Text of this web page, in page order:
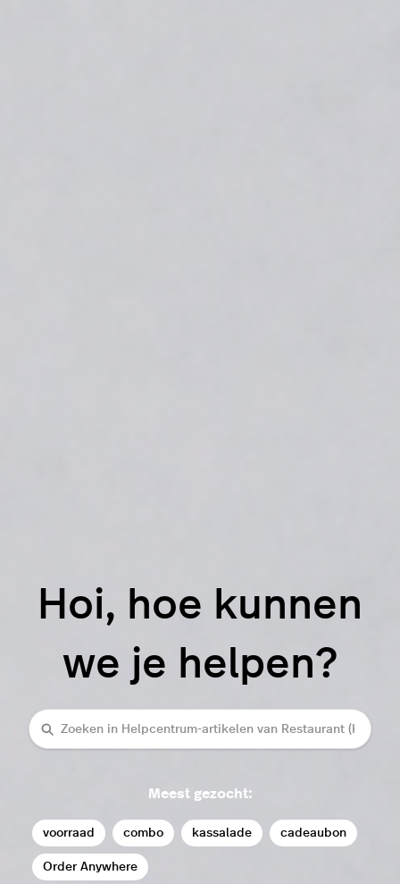
Hoi, hoe kunnen
we je helpen?
Zoeken
Meest gezocht:
voorraad combo kassalade cadeaubon
Order Anywhere